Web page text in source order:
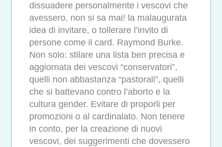
dissuadere personalmente i vescovi che
avessero, non si sa mai! la malaugurata
idea di invitare, o tollerare l’invito di
persone come il card. Raymond Burke.
Non solo: stilare una lista ben precisa e
aggiornata dei vescovi “conservatori”,
quelli non abbastanza “pastorali”, quelli
che si battevano contro l’aborto e la
cultura gender. Evitare di proporli per
promozioni o al cardinalato. Non tenere
in conto, per la creazione di nuovi
vescovi, dei suggerimenti che dovessero